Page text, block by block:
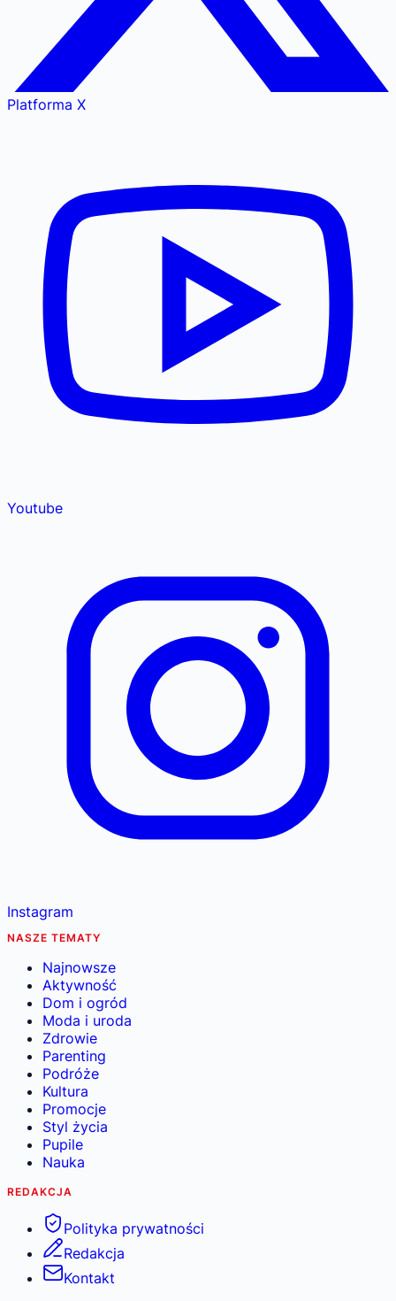
Platforma X
Youtube
Instagram
NASZE TEMATY
Najnowsze
Aktywność
Dom i ogród
Moda i uroda
Zdrowie
Parenting
Podróże
Kultura
Promocje
Styl życia
Pupile
Nauka
REDAKCJA
Polityka prywatności
Redakcja
Kontakt